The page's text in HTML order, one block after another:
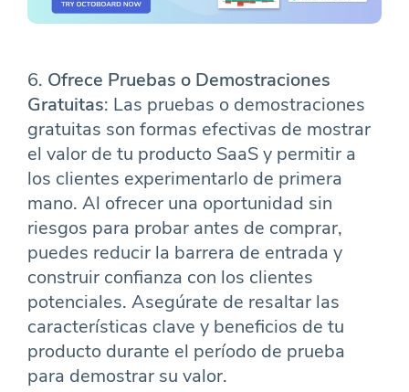
6. Ofrece Pruebas o Demostraciones
Gratuitas: Las pruebas o demostraciones
gratuitas son formas efectivas de mostrar
el valor de tu producto SaaS y permitir a
los clientes experimentarlo de primera
mano. Al ofrecer una oportunidad sin
riesgos para probar antes de comprar,
puedes reducir la barrera de entrada y
construir confianza con los clientes
potenciales. Asegúrate de resaltar las
características clave y beneficios de tu
producto durante el período de prueba
para demostrar su valor.